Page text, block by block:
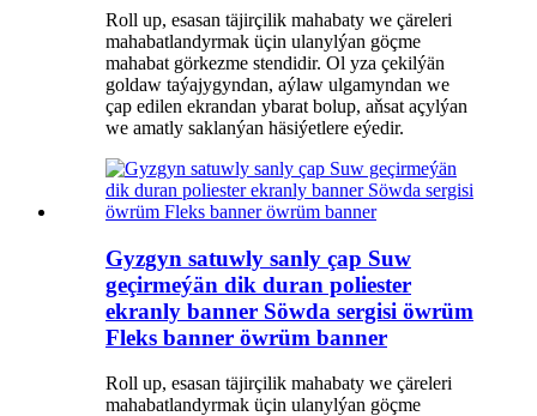
Roll up, esasan täjirçilik mahabaty we çäreleri
mahabatlandyrmak üçin ulanylýan göçme
mahabat görkezme stendidir. Ol yza çekilýän
goldaw taýajygyndan, aýlaw ulgamyndan we
çap edilen ekrandan ybarat bolup, aňsat açylýan
we amatly saklanýan häsiýetlere eýedir.
Gyzgyn satuwly sanly çap Suw
geçirmeýän dik duran poliester
ekranly banner Söwda sergisi öwrüm
Fleks banner öwrüm banner
Roll up, esasan täjirçilik mahabaty we çäreleri
mahabatlandyrmak üçin ulanylýan göçme